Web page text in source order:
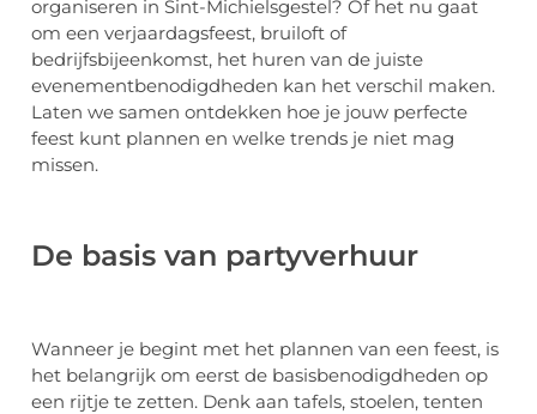
organiseren in Sint-Michielsgestel? Of het nu gaat
om een verjaardagsfeest, bruiloft of
bedrijfsbijeenkomst, het huren van de juiste
evenementbenodigdheden kan het verschil maken.
Laten we samen ontdekken hoe je jouw perfecte
feest kunt plannen en welke trends je niet mag
missen.
De basis van partyverhuur
Wanneer je begint met het plannen van een feest, is
het belangrijk om eerst de basisbenodigdheden op
een rijtje te zetten. Denk aan tafels, stoelen, tenten